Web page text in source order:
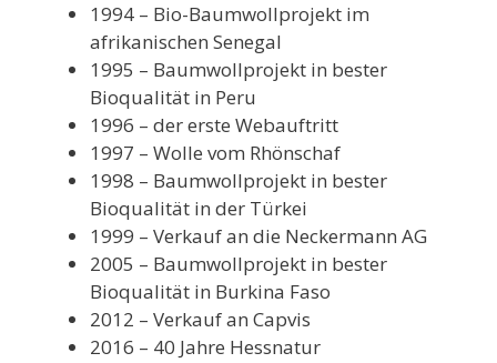
1994 – Bio-Baumwollprojekt im
afrikanischen Senegal
1995 – Baumwollprojekt in bester
Bioqualität in Peru
1996 – der erste Webauftritt
1997 – Wolle vom Rhönschaf
1998 – Baumwollprojekt in bester
Bioqualität in der Türkei
1999 – Verkauf an die Neckermann AG
2005 – Baumwollprojekt in bester
Bioqualität in Burkina Faso
2012 – Verkauf an Capvis
2016 – 40 Jahre Hessnatur